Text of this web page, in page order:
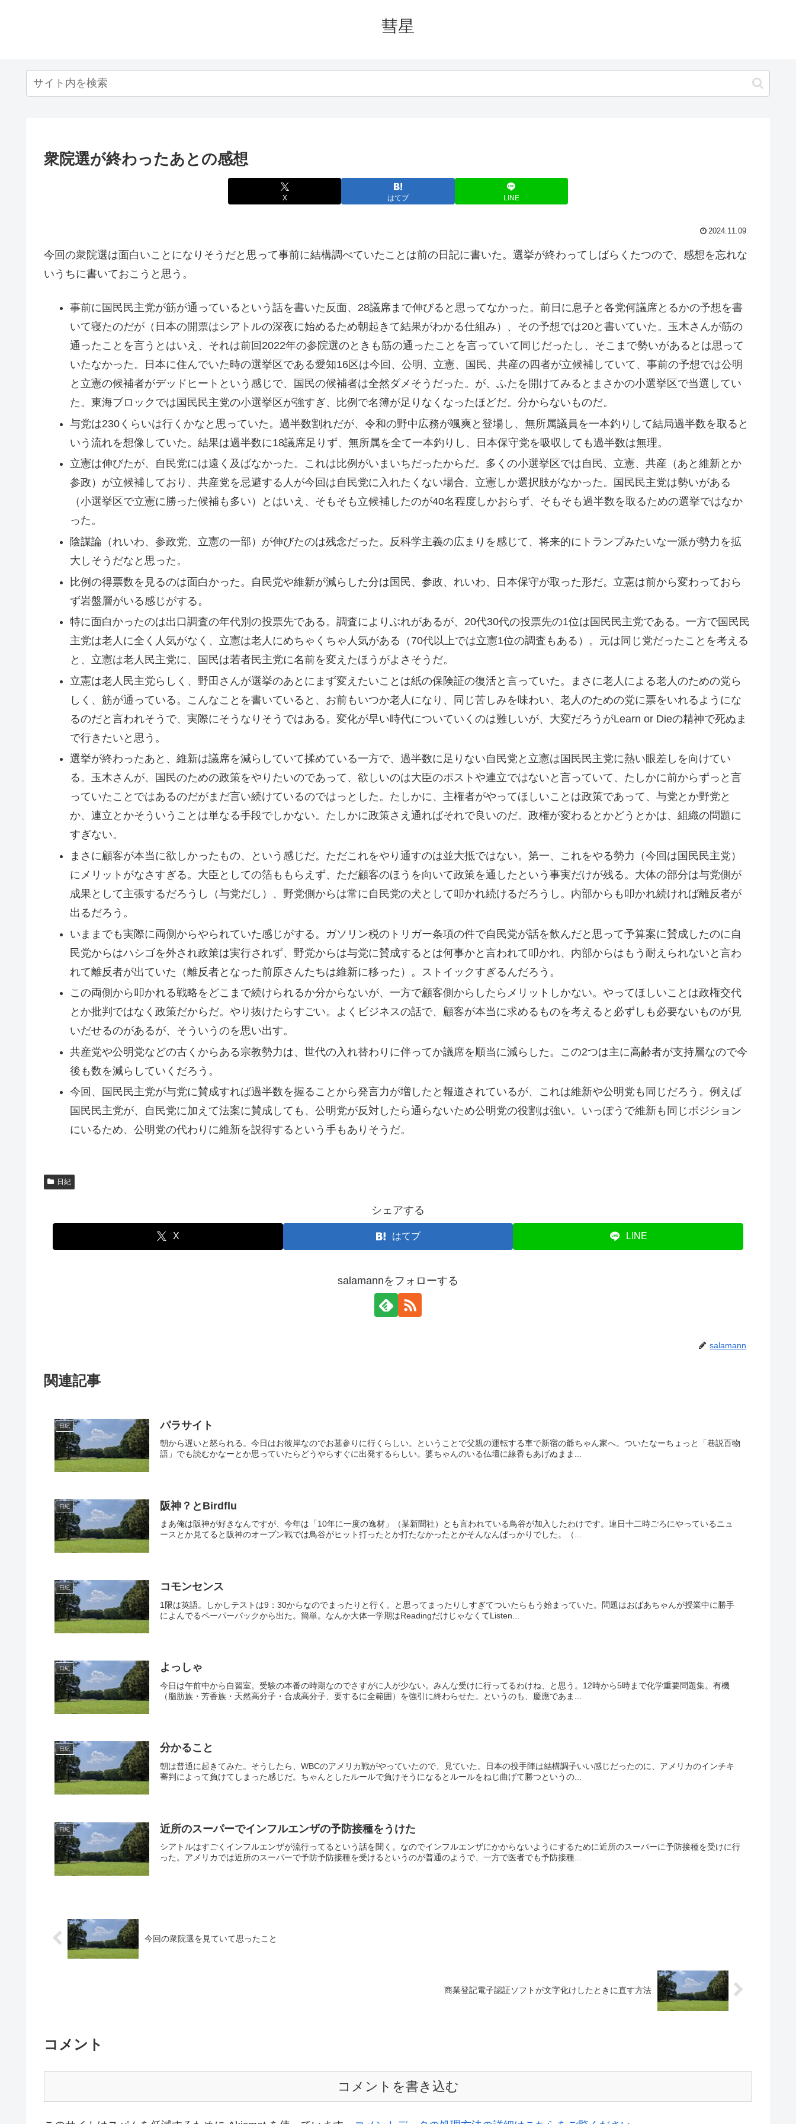
彗星
衆院選が終わったあとの感想
X はてブ LINE
2024.11.09
今回の衆院選は面白いことになりそうだと思って事前に結構調べていたことは前の日記に書いた。選挙が終わってしばらくたつので、感想を忘れな
いうちに書いておこうと思う。
事前に国民民主党が筋が通っているという話を書いた反面、28議席まで伸びると思ってなかった。前日に息子と各党何議席とるかの予想を書
いて寝たのだが（日本の開票はシアトルの深夜に始めるため朝起きて結果がわかる仕組み）、その予想では20と書いていた。玉木さんが筋の
通ったことを言うとはいえ、それは前回2022年の参院選のときも筋の通ったことを言っていて同じだったし、そこまで勢いがあるとは思って
いたなかった。日本に住んでいた時の選挙区である愛知16区は今回、公明、立憲、国民、共産の四者が立候補していて、事前の予想では公明
と立憲の候補者がデッドヒートという感じで、国民の候補者は全然ダメそうだった。が、ふたを開けてみるとまさかの小選挙区で当選してい
た。東海ブロックでは国民民主党の小選挙区が強すぎ、比例で名簿が足りなくなったほどだ。分からないものだ。
与党は230くらいは行くかなと思っていた。過半数割れだが、令和の野中広務が颯爽と登場し、無所属議員を一本釣りして結局過半数を取ると
いう流れを想像していた。結果は過半数に18議席足りず、無所属を全て一本釣りし、日本保守党を吸収しても過半数は無理。
立憲は伸びたが、自民党には遠く及ばなかった。これは比例がいまいちだったからだ。多くの小選挙区では自民、立憲、共産（あと維新とか
参政）が立候補しており、共産党を忌避する人が今回は自民党に入れたくない場合、立憲しか選択肢がなかった。国民民主党は勢いがある
（小選挙区で立憲に勝った候補も多い）とはいえ、そもそも立候補したのが40名程度しかおらず、そもそも過半数を取るための選挙ではなか
った。
陰謀論（れいわ、参政党、立憲の一部）が伸びたのは残念だった。反科学主義の広まりを感じて、将来的にトランプみたいな一派が勢力を拡
大しそうだなと思った。
比例の得票数を見るのは面白かった。自民党や維新が減らした分は国民、参政、れいわ、日本保守が取った形だ。立憲は前から変わっておら
ず岩盤層がいる感じがする。
特に面白かったのは出口調査の年代別の投票先である。調査によりぶれがあるが、20代30代の投票先の1位は国民民主党である。一方で国民民
主党は老人に全く人気がなく、立憲は老人にめちゃくちゃ人気がある（70代以上では立憲1位の調査もある）。元は同じ党だったことを考える
と、立憲は老人民主党に、国民は若者民主党に名前を変えたほうがよさそうだ。
立憲は老人民主党らしく、野田さんが選挙のあとにまず変えたいことは紙の保険証の復活と言っていた。まさに老人による老人のための党ら
しく、筋が通っている。こんなことを書いていると、お前もいつか老人になり、同じ苦しみを味わい、老人のための党に票をいれるようにな
るのだと言われそうで、実際にそうなりそうではある。変化が早い時代についていくのは難しいが、大変だろうがLearn or Dieの精神で死ぬま
で行きたいと思う。
選挙が終わったあと、維新は議席を減らしていて揉めている一方で、過半数に足りない自民党と立憲は国民民主党に熱い眼差しを向けてい
る。玉木さんが、国民のための政策をやりたいのであって、欲しいのは大臣のポストや連立ではないと言っていて、たしかに前からずっと言
っていたことではあるのだがまだ言い続けているのではっとした。たしかに、主権者がやってほしいことは政策であって、与党とか野党と
か、連立とかそういうことは単なる手段でしかない。たしかに政策さえ通ればそれで良いのだ。政権が変わるとかどうとかは、組織の問題に
すぎない。
まさに顧客が本当に欲しかったもの、という感じだ。ただこれをやり通すのは並大抵ではない。第一、これをやる勢力（今回は国民民主党）
にメリットがなさすぎる。大臣としての箔ももらえず、ただ顧客のほうを向いて政策を通したという事実だけが残る。大体の部分は与党側が
成果として主張するだろうし（与党だし）、野党側からは常に自民党の犬として叩かれ続けるだろうし。内部からも叩かれ続ければ離反者が
出るだろう。
いままでも実際に両側からやられていた感じがする。ガソリン税のトリガー条項の件で自民党が話を飲んだと思って予算案に賛成したのに自
民党からはハシゴを外され政策は実行されず、野党からは与党に賛成するとは何事かと言われて叩かれ、内部からはもう耐えられないと言わ
れて離反者が出ていた（離反者となった前原さんたちは維新に移った）。ストイックすぎるんだろう。
この両側から叩かれる戦略をどこまで続けられるか分からないが、一方で顧客側からしたらメリットしかない。やってほしいことは政権交代
とか批判ではなく政策だからだ。やり抜けたらすごい。よくビジネスの話で、顧客が本当に求めるものを考えると必ずしも必要ないものが見
いだせるのがあるが、そういうのを思い出す。
共産党や公明党などの古くからある宗教勢力は、世代の入れ替わりに伴ってか議席を順当に減らした。この2つは主に高齢者が支持層なので今
後も数を減らしていくだろう。
今回、国民民主党が与党に賛成すれば過半数を握ることから発言力が増したと報道されているが、これは維新や公明党も同じだろう。例えば
国民民主党が、自民党に加えて法案に賛成しても、公明党が反対したら通らないため公明党の役割は強い。いっぽうで維新も同じポジション
にいるため、公明党の代わりに維新を説得するという手もありそうだ。
日紀
シェアする
X はてブ LINE
salamannをフォローする
salamann
関連記事
日紀 パラサイト
朝から遅いと怒られる。今日はお彼岸なのでお墓参りに行くらしい。ということで父親の運転する車で新宿の爺ちゃん家へ。ついたなーちょっと「巷説百物
語」でも読むかなーとか思っていたらどうやらすぐに出発するらしい。婆ちゃんのいる仏壇に線香もあげぬまま...
日紀 阪神？とBirdflu
まあ俺は阪神が好きなんですが、今年は「10年に一度の逸材」（某新聞社）とも言われている鳥谷が加入したわけです。連日十二時ごろにやっているニュ
ースとか見てると阪神のオープン戦では鳥谷がヒット打ったとか打たなかったとかそんなんばっかりでした。（...
日紀 コモンセンス
1限は英語。しかしテストは9：30からなのでまったりと行く。と思ってまったりしすぎてついたらもう始まっていた。問題はおばあちゃんが授業中に勝手
によんでるペーパーバックから出た。簡単。なんか大体一学期はReadingだけじゃなくてListen...
日紀 よっしゃ
今日は午前中から自習室。受験の本番の時期なのでさすがに人が少ない。みんな受けに行ってるわけね、と思う。12時から5時まで化学重要問題集。有機
（脂肪族・芳香族・天然高分子・合成高分子、要するに全範囲）を強引に終わらせた。というのも、慶應であま...
日紀 分かること
朝は普通に起きてみた。そうしたら、WBCのアメリカ戦がやっていたので、見ていた。日本の投手陣は結構調子いい感じだったのに、アメリカのインチキ
審判によって負けてしまった感じだ。ちゃんとしたルールで負けそうになるとルールをねじ曲げて勝つというの...
日紀 近所のスーパーでインフルエンザの予防接種をうけた
シアトルはすごくインフルエンザが流行ってるという話を聞く。なのでインフルエンザにかからないようにするために近所のスーパーに予防接種を受けに行
った。アメリカでは近所のスーパーで予防予防接種を受けるというのが普通のようで、一方で医者でも予防接種...
今回の衆院選を見ていて思ったこと
商業登記電子認証ソフトが文字化けしたときに直す方法
コメント
コメントを書き込む